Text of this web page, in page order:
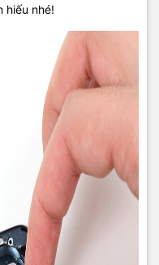
hiếu nhé!